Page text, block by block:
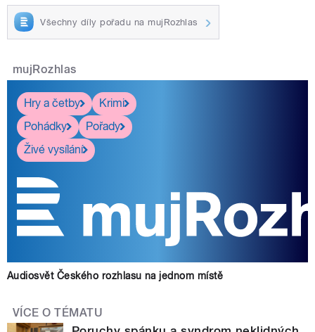
Všechny díly pořadu na mujRozhlas
mujRozhlas
Hry a četby
Krimi
Pohádky
Pořady
Živé vysílání
Audiosvět Českého rozhlasu na jednom místě
VÍCE O TÉMATU